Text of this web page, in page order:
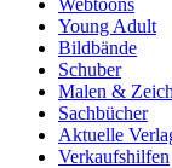
Webtoons
Young Adult
Bildbände
Schuber
Malen &
Sachbücher
Aktuelle
Verkaufshilfen